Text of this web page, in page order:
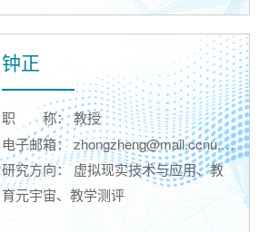
钟正
职称： 教授
电子邮箱： zhongzheng@mail.ccnu.edu.cn
研究方向： 虚拟现实技术与应用、教
育元宇宙、教学测评